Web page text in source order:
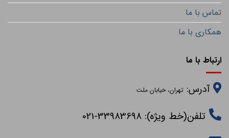
تماس با ما
همکاری با ما
ارتباط با ما
آدرس:تهران، خیابان ملت
تلفن(خط ویژه): 33983698-021